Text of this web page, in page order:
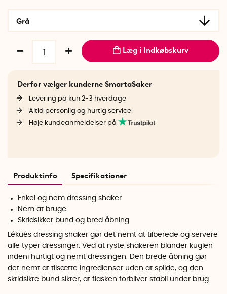
Grå
Læg i Indkøbskurv
Derfor vælger kunderne SmartaSaker
Levering på kun 2-3 hverdage
Altid personlig og hurtig service
Høje kundeanmeldelser på
Produktinfo Specifikationer
Enkel og nem dressing shaker
Nem at bruge
Skridsikker bund og bred åbning
Lékués dressing shaker gør det nemt at tilberede og servere
alle typer dressinger. Ved at ryste shakeren blander kuglen
indeni hurtigt og nemt dressingen. Den brede åbning gør
det nemt at tilsætte ingredienser uden at spilde, og den
skridsikre bund sikrer, at flasken forbliver stabil under brug.